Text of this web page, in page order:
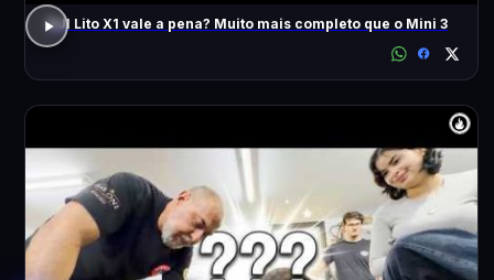
DJI Lito X1 vale a pena? Muito mais completo que o Mini 3